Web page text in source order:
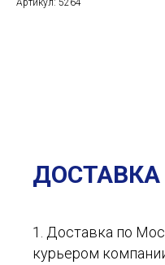
Артикул: 5264
1. Доставка по
курьером